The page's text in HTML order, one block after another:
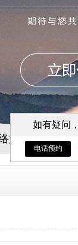
文化许可证>
如有疑问
电话预约